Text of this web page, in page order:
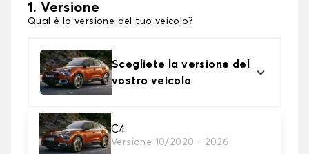
1. Versione
Qual è la versione del tuo veicolo?
Scegliete la versione del
vostro veicolo
C4
Versione 10/2020 - 2026
2. Materiale
Scegli il materiale del tappetini auto